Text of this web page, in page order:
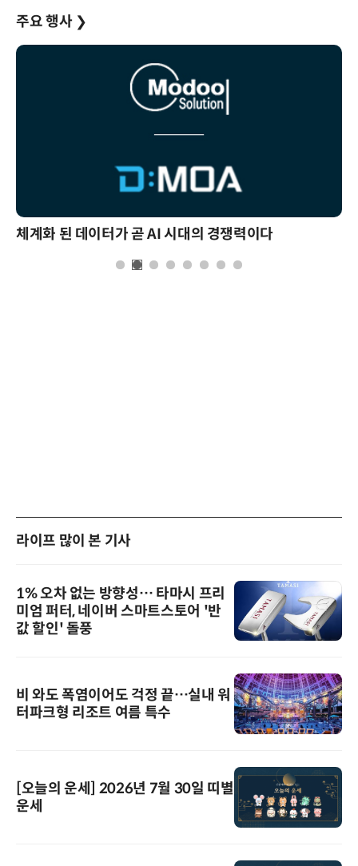
주요 행사 ❯
체계화 된 데이터가 곧 AI 시대의 경쟁력이다
라이프 많이 본 기사
1% 오차 없는 방향성… 타마시 프리
미엄 퍼터, 네이버 스마트스토어 '반
값 할인' 돌풍
비 와도 폭염이어도 걱정 끝…실내 워
터파크형 리조트 여름 특수
[오늘의 운세] 2026년 7월 30일 띠별
운세